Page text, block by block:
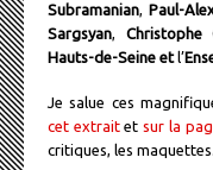
Subramanian,Paul-
Sargsyan, Christophe
Hauts-de-Seine etl’
Je salue ces
cet extrait etsur la
critiques, les maquettes.